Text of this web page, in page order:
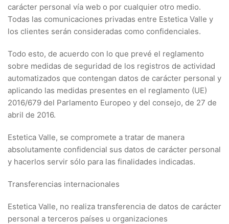
carácter personal vía web o por cualquier otro medio.
Todas las comunicaciones privadas entre Estetica Valle y
los clientes serán consideradas como confidenciales.
Todo esto, de acuerdo con lo que prevé el reglamento
sobre medidas de seguridad de los registros de actividad
automatizados que contengan datos de carácter personal y
aplicando las medidas presentes en el reglamento (UE)
2016/679 del Parlamento Europeo y del consejo, de 27 de
abril de 2016.
Estetica Valle, se compromete a tratar de manera
absolutamente confidencial sus datos de carácter personal
y hacerlos servir sólo para las finalidades indicadas.
Transferencias internacionales
Estetica Valle, no realiza transferencia de datos de carácter
personal a terceros países u organizaciones